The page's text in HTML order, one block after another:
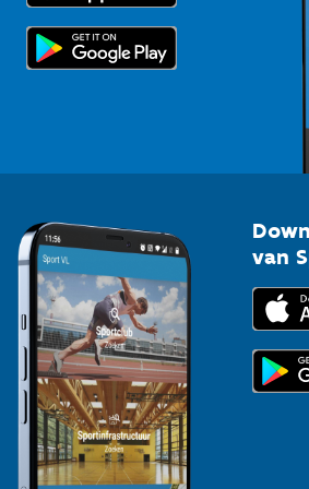
Topsporters
van